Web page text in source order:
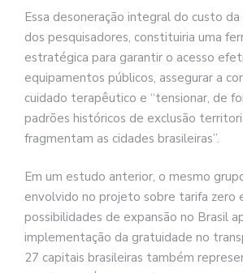
Essa desoneração integral do custo da
dos pesquisadores, constituiria uma
estratégica para garantir o acesso
equipamentos públicos, assegurar a
cuidado terapêutico e “tensionar, de
padrões históricos de exclusão
fragmentam as cidades brasileiras”.
Em um estudo anterior, o mesmo
envolvido no projeto sobre tarifa zero
possibilidades de expansão no Brasil
implementação da gratuidade no
27 capitais brasileiras também